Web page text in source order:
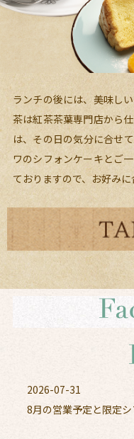
ランチの後には、美味し
茶は紅茶茶葉専門店から
は、その日の気分に合せ
ワのシフォンケーキとご
ておりますので、お好みに
2026-07-31